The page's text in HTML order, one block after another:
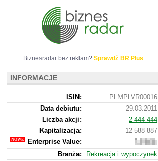
Biznesradar bez reklam? Sprawdź BR Plus
INFORMACJE
ISIN:
PLMPLVR00016
Data debiutu:
29.03.2011
Liczba akcji:
2 444 444
Kapitalizacja:
12 588 887
Enterprise Value:
063
887
Branża:
Rekreacja i wypoczynek